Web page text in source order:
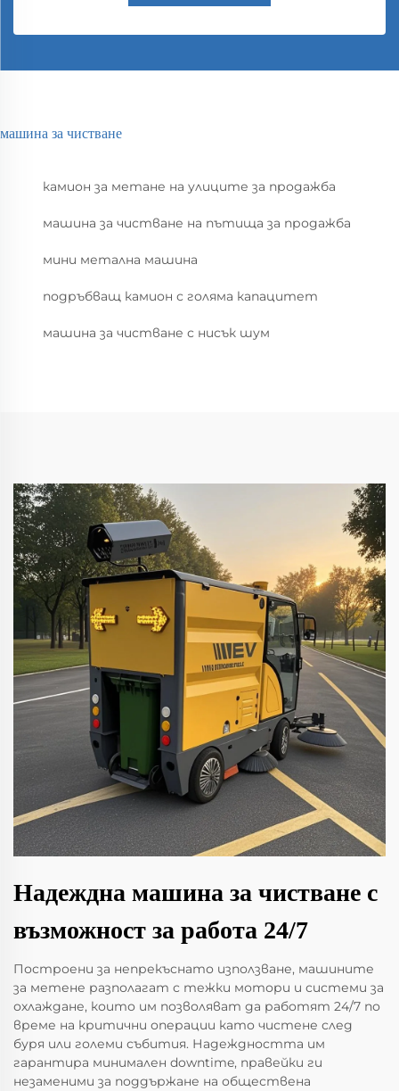
машина за чистване
камион за метане на улиците за продажба
машина за чистване на пътища за продажба
мини метална машина
подръбващ камион с голяма капацитет
машина за чистване с нисък шум
Надеждна машина за чистване с
възможност за работа 24/7
Построени за непрекъснато използване, машините
за метене разполагат с тежки мотори и системи за
охлаждане, които им позволяват да работят 24/7 по
време на критични операции като чистене след
буря или големи събития. Надеждността им
гарантира минимален downtime, правейки ги
незаменими за поддържане на обществена